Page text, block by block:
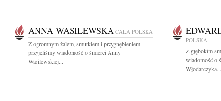
ANNA WASILEWSKA CAŁA POLSKA
Z ogromnym żalem, smutkiem i przygnębieniem
przyjęliśmy wiadomość o śmierci Anny
Wasilewskiej...
POLSKA
Z głębokim
wiadomość o
Włodarczyka...